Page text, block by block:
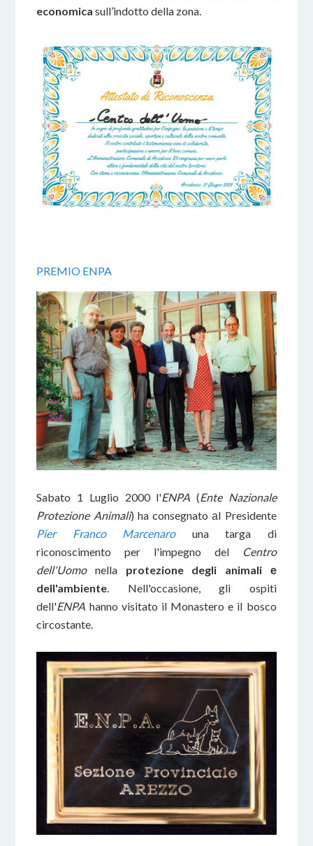
economica sull’indotto della zona.
PREMIO ENPA
Sabato 1 Luglio 2000 l'ENPA (Ente Nazionale
Protezione Animali) ha consegnato аl Presidente
Pier Franco Marcenarouna targa di
riconoscimento per l'impegno del
Centro
dell'Uomonella protezione degli animali е
dell'ambiente. Nell'occasione, gli ospiti
dell'ENPA hanno visitato il Monastero e il bosco
circostante.